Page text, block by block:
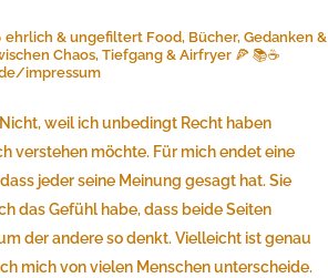
ehrlich & ungefiltert Food, Bücher, Gedanken &
Chaos, Tiefgang & Airfryer 🍕 📚☕️
impressum